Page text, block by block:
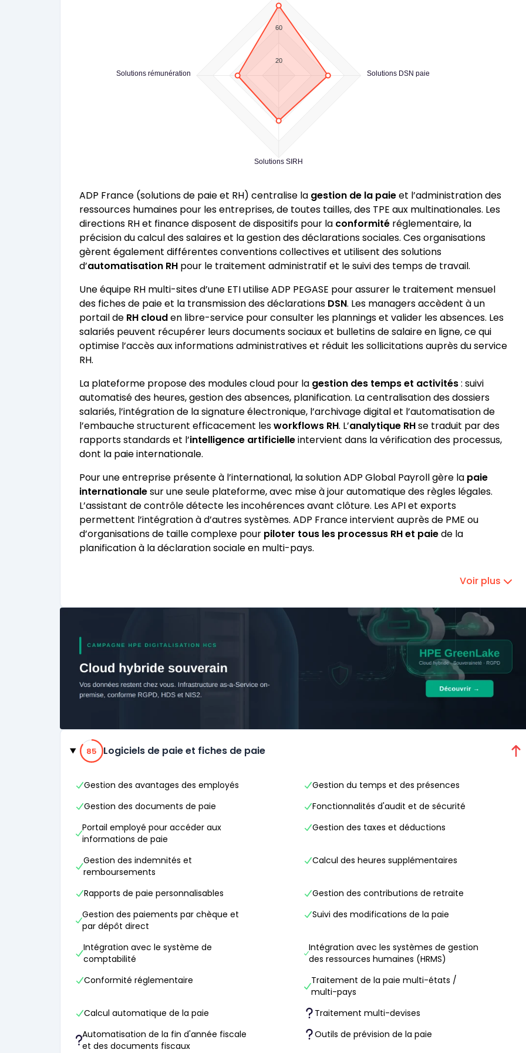
Solutions DSN paie
Solutions SIRH
Solutions rémunération
60
20
ADP France (solutions de paie et RH) centralise la gestion de la paieet l’administration des
ressources humaines pour les entreprises, de toutes tailles, des TPE aux multinationales. Les
directions RH et finance disposent de dispositifs pour la conformité réglementaire, la
précision du calcul des salaires et la gestion des déclarations sociales. Ces organisations
gèrent également différentes conventions collectives et utilisent des solutions
d’automatisation RH pour le traitement administratif et le suivi des temps de travail.
Une équipe RH multi-sites d’une ETI utilise ADP PEGASE pour assurer le traitement mensuel
des fiches de paie et la transmission des déclarations DSN. Les managers accèdent à un
portail de RH clouden libre-service pour consulter les plannings et valider les absences. Les
salariés peuvent récupérer leurs documents sociaux et bulletins de salaire en ligne, ce qui
optimise l’accès aux informations administratives et réduit les sollicitations auprès du service
RH.
La plateforme propose des modules cloud pour la gestion des temps et activités: suivi
automatisé des heures, gestion des absences, planification. La centralisation des dossiers
salariés, l’intégration de la signature électronique, l’archivage digital et l’automatisation de
l’embauche structurent efficacement lesworkflows RH. L’analytique RHse traduit par des
rapports standards et l’intelligence artificielleintervient dans la vérification des processus,
dont la paie internationale.
Pour une entreprise présente à l’international, la solution ADP Global Payroll gère la paie
internationalesur une seule plateforme, avec mise à jour automatique des règles légales.
L’assistant de contrôle détecte les incohérences avant clôture. Les API et exports
permettent l’intégration à d’autres systèmes. ADP France intervient auprès de PME ou
d’organisations de taille complexe pour piloter tous les processus RH et paiede la
planification à la déclaration sociale en multi-pays.
Voir plus
Catégories
85% de compatibilité
85 Logiciels de paie et fiches de paie
Gestion des avantages des employés
Gestion du temps et des présences
Gestion des documents de paie
Fonctionnalités d'audit et de sécurité
Portail employé pour accéder aux
informations de paie
Gestion des taxes et déductions
Gestion des indemnités et
remboursements
Calcul des heures supplémentaires
Rapports de paie personnalisables
Gestion des contributions de retraite
Gestion des paiements par chèque et
par dépôt direct
Suivi des modifications de la paie
Intégration avec le système de
comptabilité
Intégration avec les systèmes de gestion
des ressources humaines (HRMS)
Conformité réglementaire
Traitement de la paie multi-états /
multi-pays
Calcul automatique de la paie
Traitement multi-devises
Automatisation de la fin d'année fiscale
et des documents fiscaux
Outils de prévision de la paie